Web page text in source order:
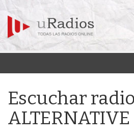
Escuchar
ALTERNATIVE